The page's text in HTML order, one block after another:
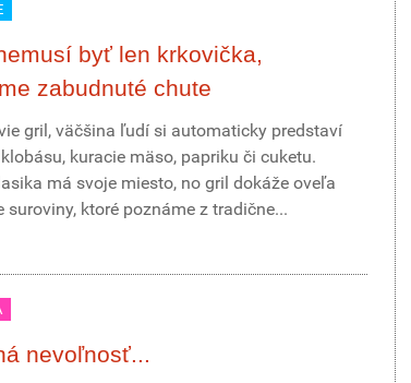
byť len krkovička,
zabudnuté chute
gril, väčšina ľudí si automaticky predstaví
kuracie mäso, papriku či cuketu.
má svoje miesto, no gril dokáže oveľa
suroviny, ktoré poznáme z tradične...
nevoľnosť...